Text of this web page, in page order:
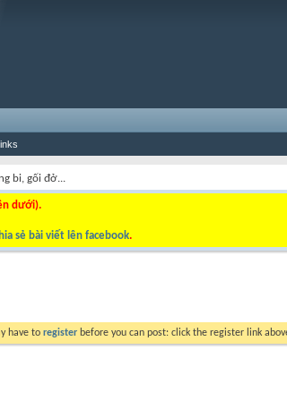
bi, gối đở...
dưới).
sẻ bài viết lên facebook.
have to register before you can post: click the register link